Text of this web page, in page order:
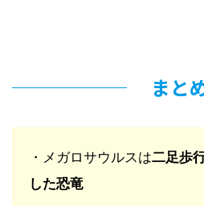
まと
・メガロサウルスは二足歩
した恐竜